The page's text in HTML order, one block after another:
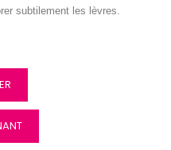
subtilement les lèvres.